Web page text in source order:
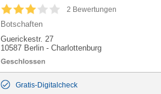
2 Bewertungen
Botschaften
Guerickestr. 27
10587 Berlin - Charlottenburg
Gratis-Digitalcheck